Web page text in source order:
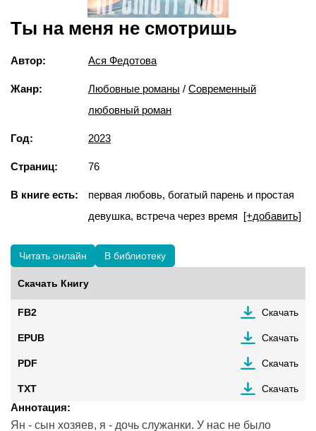
Ты на меня не смотришь
Автор: Ася Федотова
Жанр: Любовные романы / Современный
любовный роман
Год: 2023
Страниц: 76
В книге есть:
первая любовь, богатый парень и простая
девушка, встреча через время [+добавить]
Читать онлайн В библиотеку
Скачать Книгу
FB2 Скачать
EPUB Скачать
PDF Скачать
TXT Скачать
Аннотация:
Ян - сын хозяев, я - дочь служанки. У нас не было